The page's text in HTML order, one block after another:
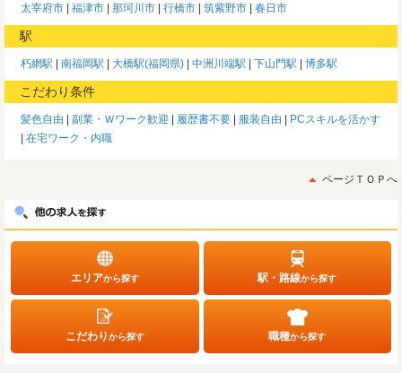
太宰府市 福津市 那珂川市 行橋市 筑紫野市 春日市
駅
朽網駅 南福岡駅 大橋駅(福岡県) 中洲川端駅 下山門駅 博多駅
こだわり条件
髪色自由 副業・Ｗワーク歓迎 履歴書不要 服装自由
PCスキルを活かす
在宅ワーク・内職
ページＴＯＰへ
エリアから探す 駅・路線から探す
こだわりから探す 職種から探す